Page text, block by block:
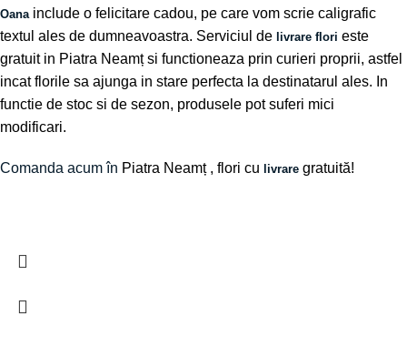
Oana include o felicitare cadou, pe care vom scrie caligrafic
textul ales de dumneavoastra. Serviciul de livrare flori este
gratuit in Piatra Neamț si functioneaza prin curieri proprii, astfel
incat florile sa ajunga in stare perfecta la destinatarul ales. In
functie de stoc si de sezon, produsele pot suferi mici
modificari.
Comanda acum în Piatra Neamț, flori cu livrare gratuită!